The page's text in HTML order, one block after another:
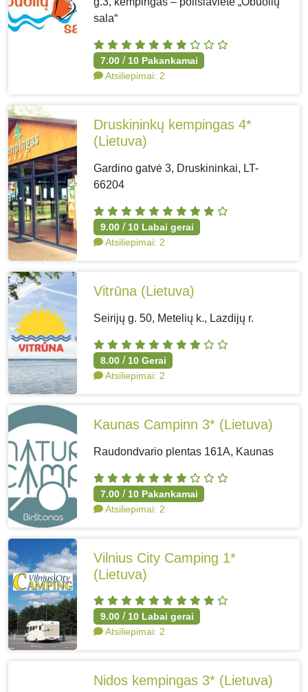
sala“
7.00/ 10 Pakankamai
Atsiliepimai: 2
Druskininkų kempingas 4*
(Lietuva)
Gardino gatvė 3, Druskininkai, LT-
66204
9.00/ 10 Labai gerai
Atsiliepimai: 2
Vitrūna (Lietuva)
Seirijų g. 50, Metelių k., Lazdijų r.
8.00/ 10 Gerai
Atsiliepimai: 2
Kaunas Campinn 3* (Lietuva)
Raudondvario plentas 161A, Kaunas
7.00/ 10 Pakankamai
Atsiliepimai: 2
Vilnius City Camping 1*
(Lietuva)
9.00/ 10 Labai gerai
Atsiliepimai: 2
Nidos kempingas 3* (Lietuva)